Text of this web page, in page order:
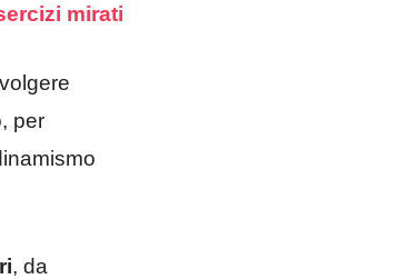
mirati
per
, da